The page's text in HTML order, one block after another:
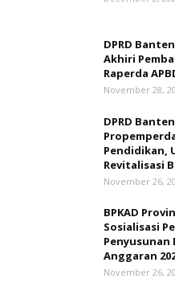
DPRD
Akhiri
Raperda
November 28,
DPRD
Pendidikan,
Revitalisasi
November 26,
BPKAD
Sosialisasi
Penyusunan
Anggaran
November 26,